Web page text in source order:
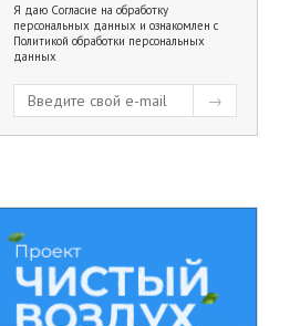
Я даю Согласие на обработку
персональных данных и ознакомлен с
Политикой обработки персональных
данных